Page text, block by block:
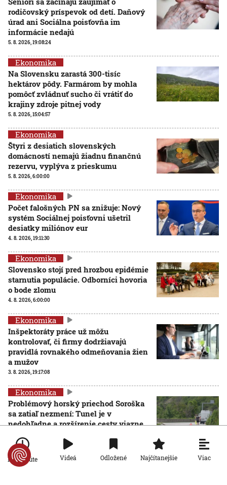
rodičovský príspevok od detí. Daňový
úrad ani Sociálna poisťovňa im
informácie nedajú
5. 8. 2026, 19:08:24
Ekonomika
Na Slovensku zarastá 300-tisíc
hektárov pôdy. Farmárom by mohla
pomôcť zvládnuť sucho či vrátiť do
krajiny zdroje pitnej vody
5. 8. 2026, 15:04:57
Ekonomika
Štyri z desiatich slovenských
domácností nemajú žiadnu finančnú
rezervu, vyplýva z prieskumu
5. 8. 2026, 6:00:00
Ekonomika
Počet falošných PN sa znižuje: Nový
systém Sociálnej poisťovni ušetril
desiatky miliónov eur
4. 8. 2026, 19:11:30
Ekonomika
Slovensko stojí pred hrozbou epidémie
starnutia populácie. Odborníci hovoria
o bode zlomu
4. 8. 2026, 6:00:00
Ekonomika
Inšpektoráty práce už môžu
kontrolovať, či firmy dodržiavajú
pravidlá rovnakého odmeňovania žien
a mužov
3. 8. 2026, 19:17:08
Ekonomika
Problémový horský priechod Soroška
sa zatiaľ nezmení: Tunel je v
nedohľadne a rozšírenie cesty viazne
3. 8. 2026, 10:27:23
Ekonomika
Po minúte Videá Odložené Najčítanejšie Viac